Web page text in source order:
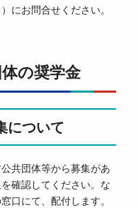
にお問合せください。
の奨学金
について
共団体等から募集があ
確認してください。な
口にて、配付します。